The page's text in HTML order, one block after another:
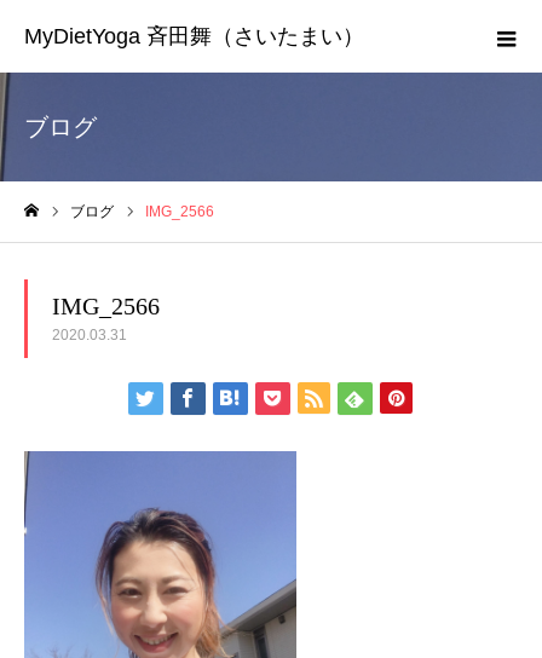
MyDietYoga 斉田舞（さいたまい）
ブログ
ブログ IMG_2566
IMG_2566
2020.03.31